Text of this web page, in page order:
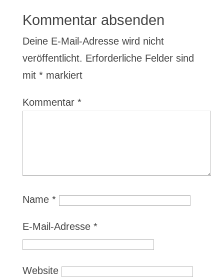
Kommentar absenden
Deine E-Mail-Adresse wird nicht
veröffentlicht. Erforderliche Felder sind
mit *markiert
Kommentar *
Name *
E-Mail-Adresse *
Website